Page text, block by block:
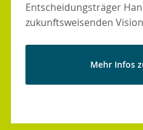
Entscheidungsträger
zukunftsweisenden
Mehr Infos